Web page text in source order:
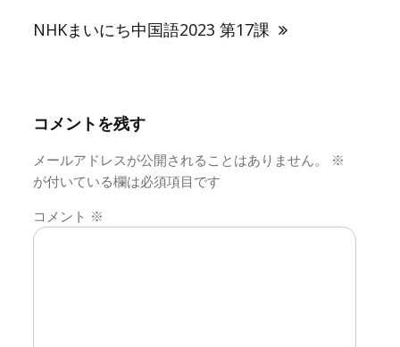
ゲ
ン
NHKまいにち中国語2023 第17課
コメントを残す
メールアドレスが公開されることはありません。
※
が付いている欄は必須項目です
コメント ※